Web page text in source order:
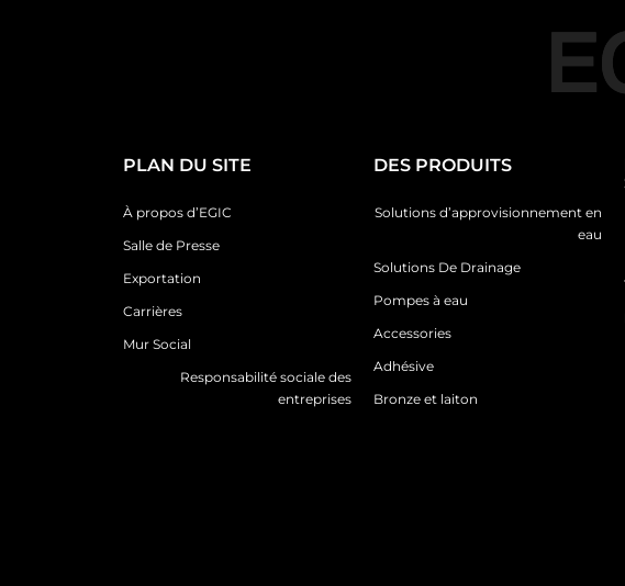
PLAN DU SITE
À propos d’EGIC
Salle de Presse
Exportation
Carrières
Mur Social
Responsabilité sociale des
entreprises
DES PRODUITS
Solutions d’approvisionnement en
eau
Solutions De Drainage
Pompes à eau
Accessories
Adhésive
Bronze et laiton